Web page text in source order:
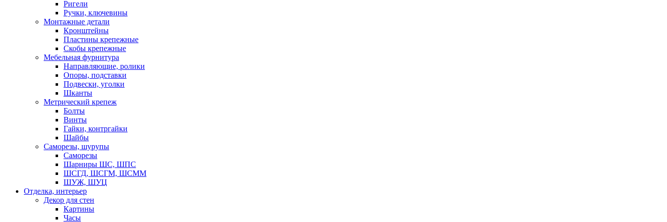
Ригели
Ручки, ключевины
Монтажные детали
Кронштейны
Пластины крепежные
Скобы крепежные
Мебельная фурнитура
Направляющие, ролики
Опоры, подставки
Подвески, уголки
Шканты
Метрический крепеж
Болты
Винты
Гайки, контргайки
Шайбы
Саморезы, шурупы
Саморезы
Шарниры ШС, ШПС
ШСГД, ШСГМ, ШСММ
ШУЖ, ШУЦ
Отделка, интерьер
Декор для стен
Картины
Часы